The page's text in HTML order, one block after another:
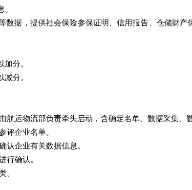
数据，提供社会保险参保证明、信用报告、仓储财
分。
分。
航运物流部负责牵头启动，含确定名单、数据采集、
评企业名单。
认企业有关数据信息。
行确认。
。